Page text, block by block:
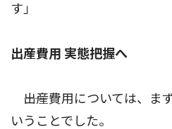
す」
出産費用 実態把握へ
――出産費用については、ま
いうことでした。